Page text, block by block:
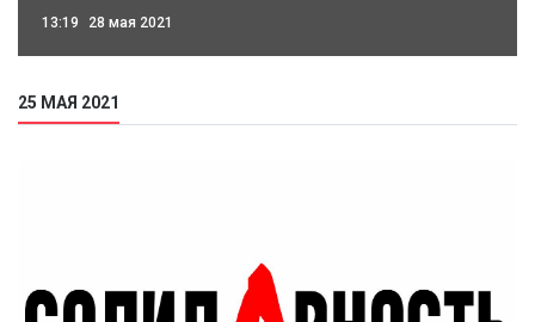
13:19 28 мая 2021
25 МАЯ 2021